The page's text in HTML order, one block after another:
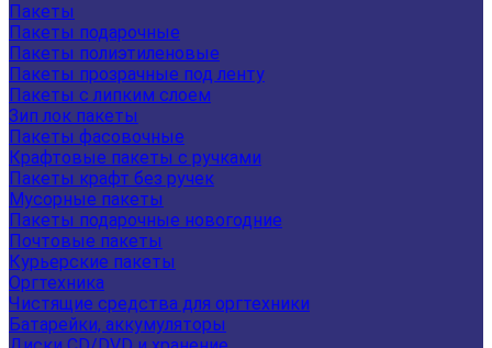
Пакеты
Пакеты подарочные
Пакеты полиэтиленовые
Пакеты прозрачные под ленту
Пакеты с липким слоем
Зип лок пакеты
Пакеты фасовочные
Крафтовые пакеты с ручками
Пакеты крафт без ручек
Мусорные пакеты
Пакеты подарочные новогодние
Почтовые пакеты
Курьерские пакеты
Оргтехника
Чистящие средства для оргтехники
Батарейки, аккумуляторы